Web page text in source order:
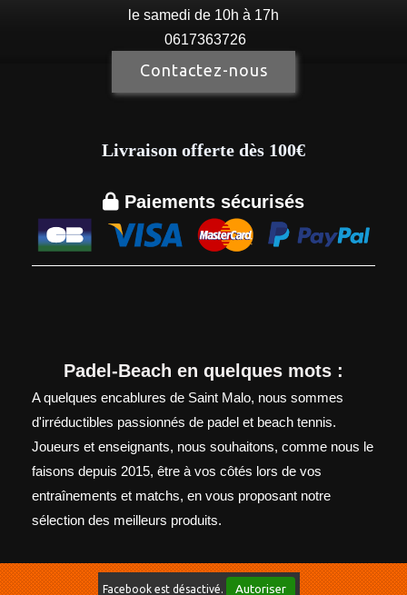
le samedi de 10h à 17h
0617363726
Contactez-nous
Livraison offerte dès 100€
 Paiements sécurisés
Padel-Beach en quelques mots :
A quelques encablures de Saint Malo, nous sommes
d'irréductibles passionnés de padel et beach tennis.
Joueurs et enseignants, nous souhaitons, comme nous le
faisons depuis 2015, être à vos côtés lors de vos
entraînements et matchs, en vous proposant notre
sélection des meilleurs produits.
Facebook est désactivé. Autoriser